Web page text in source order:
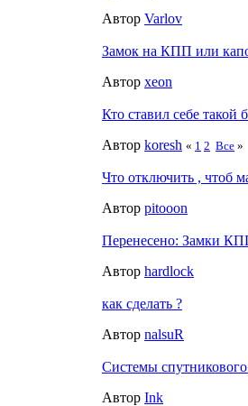
Автор Varlov
Замок на КПП или
Автор xeon
Кто ставил себе такой
Автор koresh « 1 2 Все »
Что отключить , чтоб
Автор pitooon
Перенесено: Замки
Автор hardlock
как сделать ?
Автор nalsuR
Системы спутникового
Автор Ink